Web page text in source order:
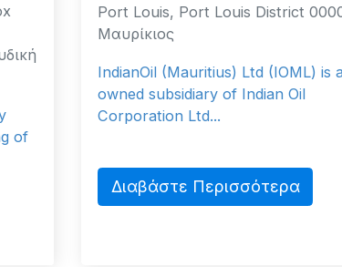
Port Louis, Port Louis District 0000
Μαυρίκιος
IndianOil (Mauritius) Ltd (IOML) is a fully
owned subsidiary of Indian Oil
Corporation Ltd...
Διαβάστε Περισσότερα